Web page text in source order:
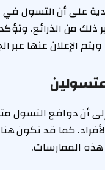
على أن التسول في
ذلك من الذرائع.
الإعلان عنها
إلى أن دوافع
كما قد تكون
الممارسات.